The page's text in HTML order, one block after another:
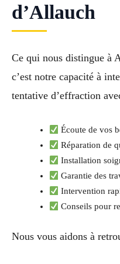
d’Allauch
Ce qui nous distingue à
c’est notre capacité à
tentative d’effraction
Écoute de vos
Réparation de
Installation
Garantie des
Intervention
Conseils pour
Nous vous aidons à